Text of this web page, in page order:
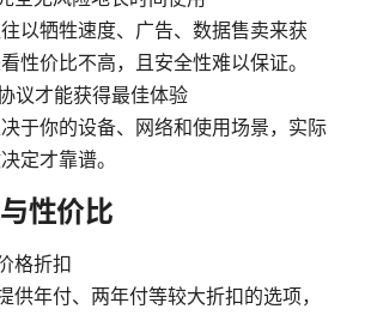
以牺牲速度、广告、数据售卖来获
性价比不高，且安全性难以保证。
议才能获得最佳体验
于你的设备、网络和使用场景，实际
定才靠谱。
性价比
格折扣
供年付、两年付等较大折扣的选项，